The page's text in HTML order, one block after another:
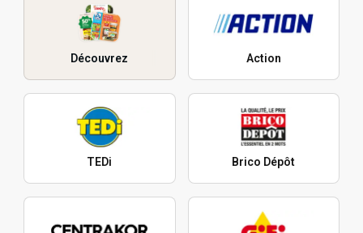
Découvrez Action
TEDi Brico Dépôt